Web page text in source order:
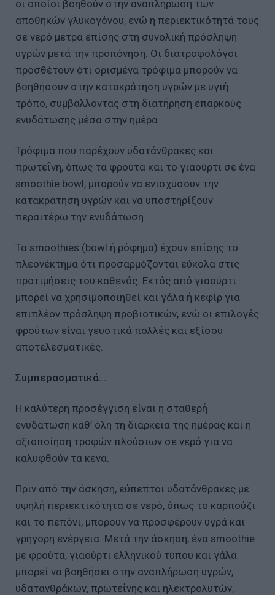
οι οποίοι βοηθούν στην αναπλήρωση των
αποθηκών γλυκογόνου, ενώ η περιεκτικότητά τους
σε νερό μετρά επίσης στη συνολική πρόσληψη
υγρών μετά την προπόνηση. Οι διατροφολόγοι
προσθέτουν ότι ορισμένα τρόφιμα μπορούν να
βοηθήσουν στην κατακράτηση υγρών με υγιή
τρόπο, συμβάλλοντας στη διατήρηση επαρκούς
ενυδάτωσης μέσα στην ημέρα.
Τρόφιμα που παρέχουν υδατάνθρακες και
πρωτεΐνη, όπως τα φρούτα και το γιαούρτι σε ένα
smoothie bowl, μπορούν να ενισχύσουν την
κατακράτηση υγρών και να υποστηρίξουν
περαιτέρω την ενυδάτωση.
Τα smoothies (bowl ή ρόφημα) έχουν επίσης το
πλεονέκτημα ότι προσαρμόζονται εύκολα στις
προτιμήσεις του καθενός. Εκτός από γιαούρτι
μπορεί να χρησιμοποιηθεί και γάλα ή κεφίρ για
επιπλέον πρόσληψη προβιοτικών, ενώ οι επιλογές
φρούτων είναι γευστικά πολλές και εξίσου
αποτελεσματικές.
Συμπερασματικά…
Η καλύτερη προσέγγιση είναι η σταθερή
ενυδάτωση καθ’ όλη τη διάρκεια της ημέρας και η
αξιοποίηση τροφών πλούσιων σε νερό για να
καλυφθούν τα κενά.
Πριν από την άσκηση, εύπεπτοι υδατάνθρακες με
υψηλή περιεκτικότητα σε νερό, όπως το καρπούζι
και το πεπόνι, μπορούν να προσφέρουν υγρά και
γρήγορη ενέργεια. Μετά την άσκηση, ένα smoothie
με φρούτα, γιαούρτι ελληνικού τύπου και γάλα
μπορεί να βοηθήσει στην αναπλήρωση υγρών,
υδατανθράκων, πρωτεΐνης και ηλεκτρολυτών,